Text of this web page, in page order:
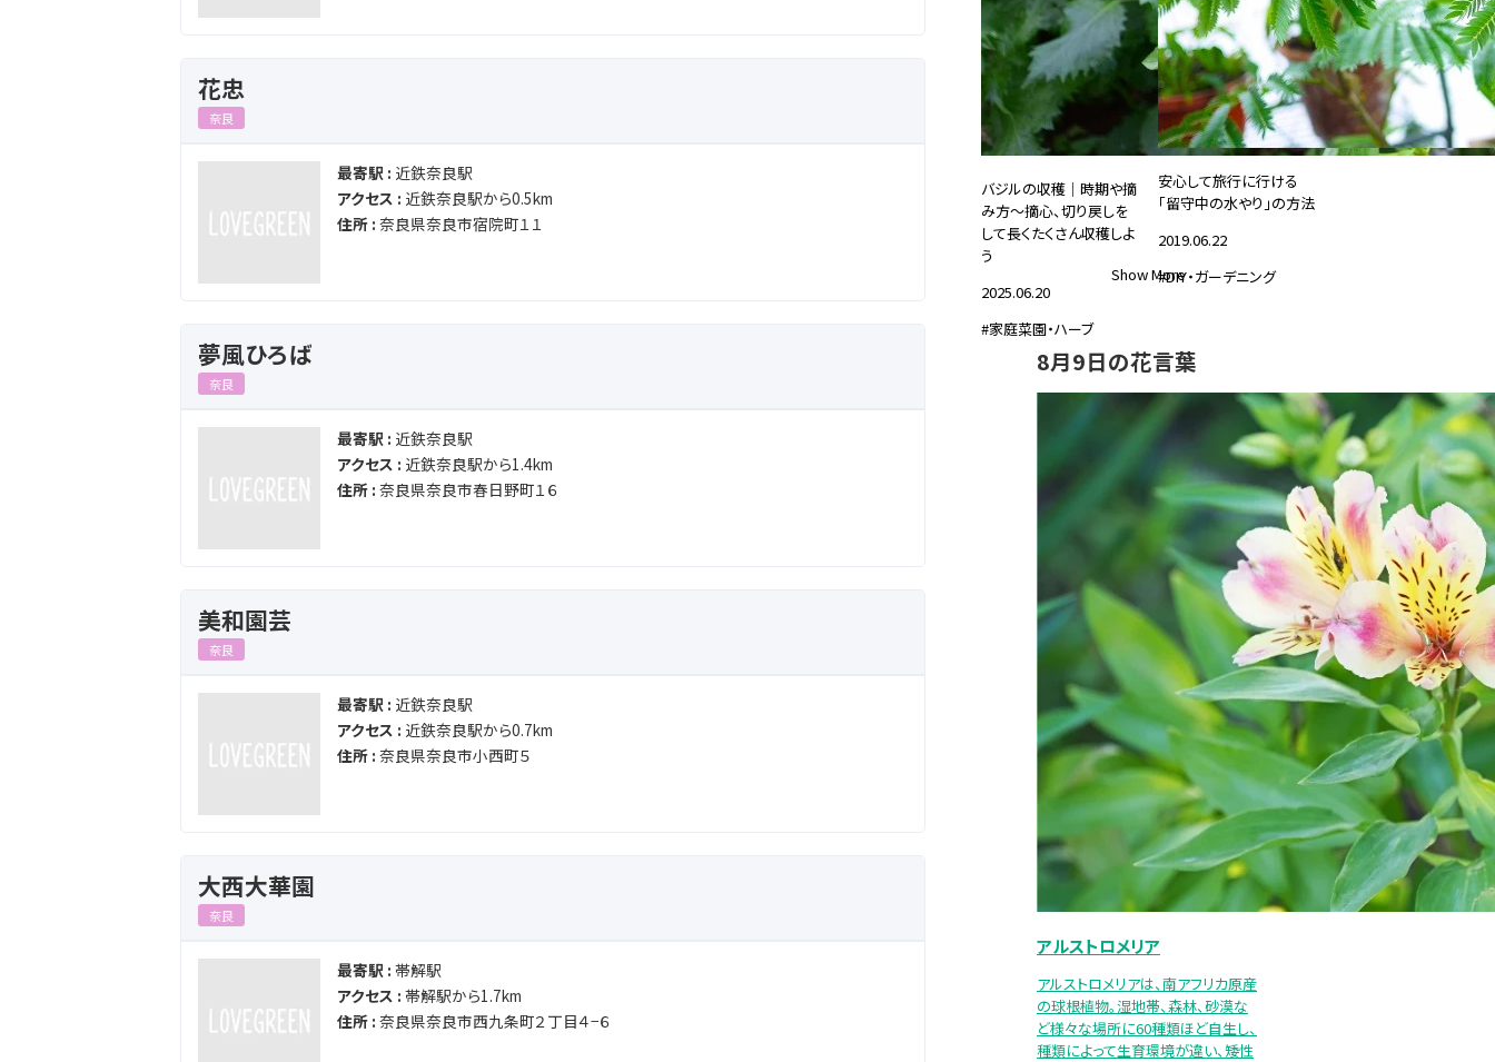
花忠
奈良
最寄駅 : 近鉄奈良駅
アクセス : 近鉄奈良駅から0.5km
住所 : 奈良県奈良市宿院町１１
夢風ひろば
奈良
最寄駅 : 近鉄奈良駅
アクセス : 近鉄奈良駅から1.4km
住所 : 奈良県奈良市春日野町１６
美和園芸
奈良
最寄駅 : 近鉄奈良駅
アクセス : 近鉄奈良駅から0.7km
住所 : 奈良県奈良市小西町５
大西大華園
奈良
最寄駅 : 帯解駅
アクセス : 帯解駅から1.7km
住所 : 奈良県奈良市西九条町２丁目４−６
バジルの収穫｜時期や摘
み方～摘心、切り戻しを
して長くたくさん収穫しよ
う
2025.06.20
#家庭菜園・ハーブ
安心して旅行に行ける
「留守中の水やり」の方法
2019.06.22
#DIY・ガーデニング
Show More
8月9日の花言葉
アルストロメリア
アルストロメリアは、南アフリカ原産
の球根植物。湿地帯、森林、砂漠な
ど様々な場所に60種類ほど自生し、
種類によって生育環境が違い、矮性